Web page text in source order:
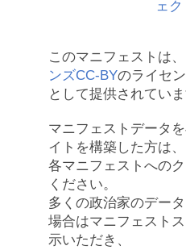
このマニフェストは、
ンズCC-BYのライセ
として提供されていま
マニフェストデータ
イトを構築した方は、
各マニフェストへの
ください。
多くの政治家のデー
場合はマニフェスト
示いただき、